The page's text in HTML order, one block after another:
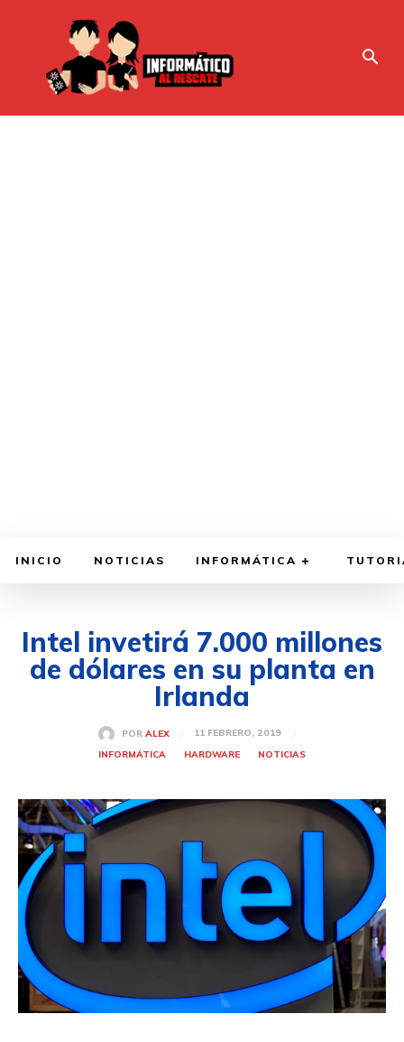
INICIO NOTICIAS INFORMÁTICA
Intel invetirá 7.000 millones
de dólares en su planta en
Irlanda
POR ALEX
11 FEBRERO, 2019
INFORMÁTICA
HARDWARE NOTICIAS